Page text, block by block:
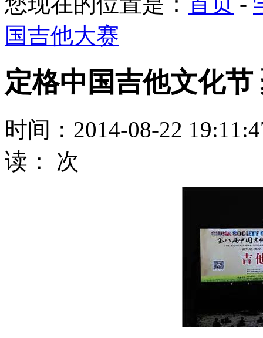
国吉他大赛
定格中国吉他文化
时间：2014-08-22
读： 次